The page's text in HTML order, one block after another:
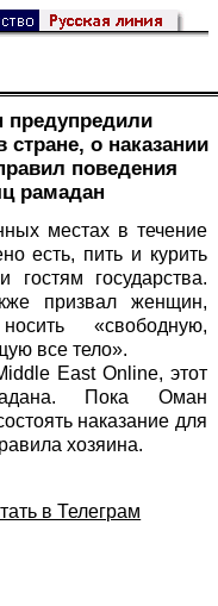
предупредили
о наказании
поведения
рамадан
местах в течение
есть, пить и курить
гостям государства.
призвал женщин,
«свободную,
все тело».
East Online, этот
Пока Оман
наказание для
хозяина.
в Телеграм